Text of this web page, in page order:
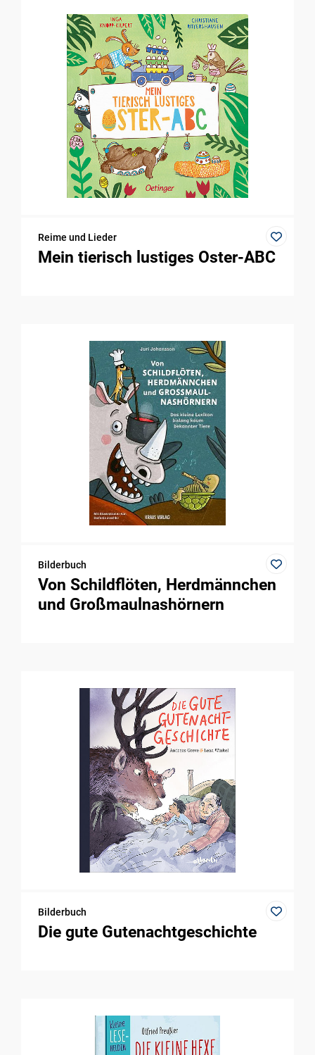
Reime und Lieder
Mein tierisch lustiges Oster-ABC
Bilderbuch
Von Schildflöten, Herdmännchen
und Großmaulnashörnern
Bilderbuch
Die gute Gutenachtgeschichte